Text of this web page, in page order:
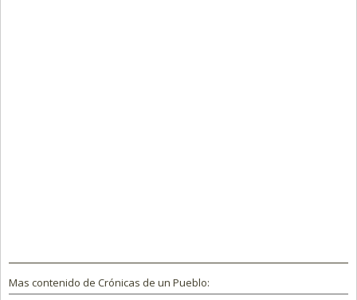
Mas contenido de Crónicas de un Pueblo: